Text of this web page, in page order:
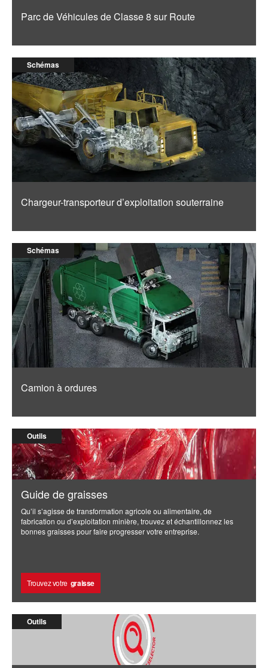
Parc de Véhicules de Classe 8 sur Route
Schémas
Chargeur-transporteur d’exploitation souterraine
Schémas
Camion à ordures
Outils
Guide de graisses
Qu’il s’agisse de transformation agricole ou alimentaire, de
fabrication ou d’exploitation minière, trouvez et échantillonnez les
bonnes graisses pour faire progresser votre entreprise.
Trouvez votre graisse
Outils